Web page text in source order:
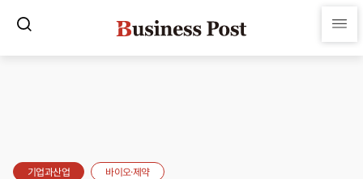
기업과산업 바이오·제약